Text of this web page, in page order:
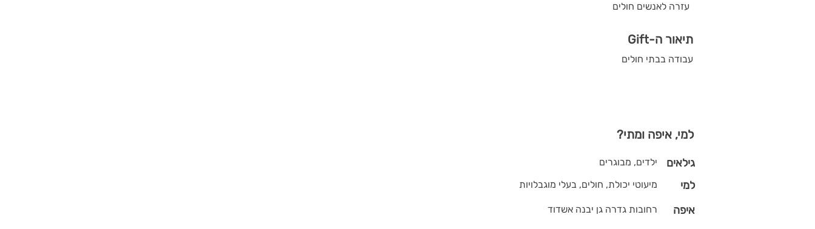
עזרה לאנשים חולים
תיאור ה-Gift
עבודה בבתי חולים
למי, איפה ומתי?
ילדים, מבוגרים גילאים
מיעוטי יכולת, חולים, בעלי מוגבלויות למי
רחובות גדרה גן יבנה אשדוד איפה